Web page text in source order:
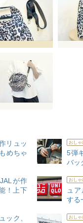
リュッ
めちゃ
おしゃ
5弾
バッ
が作
！上下
おしゃ
ュ
する
ック、 おしゃ